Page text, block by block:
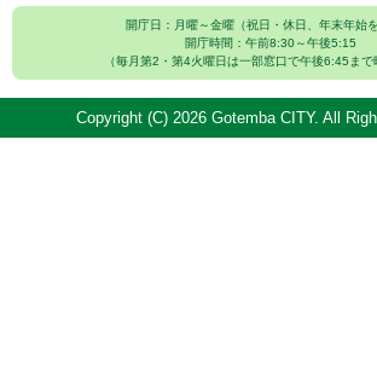
開庁日：月曜～金曜（祝日・休日、年末年始を
開庁時間：午前8:30～午後5:15
（毎月第2・第4火曜日は一部窓口で午後6:45まで
Copyright (C) 2026 Gotemba CITY. All